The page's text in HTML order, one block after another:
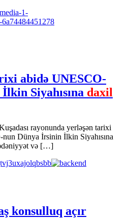
abidə UNESCO-
Siyahısına daxil
rayonunda yerləşən tarixi
Dünya İrsinin İlkin Siyahısına
və […]
konsulluq açır